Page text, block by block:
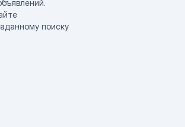
поиску